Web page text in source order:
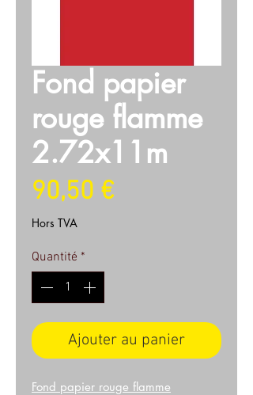
Fond papier
rouge flamme
2.72x11m
90,50 €Prix
Hors TVA
Quantité *
Ajouter au panier
Fond papier rouge flamme